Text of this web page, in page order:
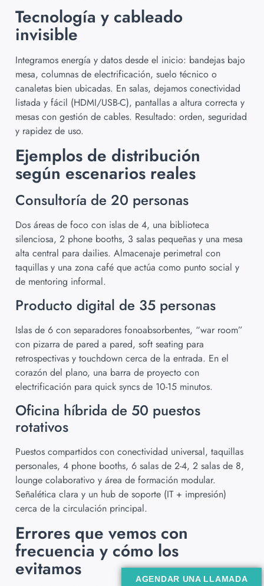
AGENDAR UNA LLAMADA
Tecnología y cableado
invisible
Integramos energía y datos desde el inicio: bandejas bajo
mesa, columnas de electrificación, suelo técnico o
canaletas bien ubicadas. En salas, dejamos conectividad
listada y fácil (HDMI/USB-C), pantallas a altura correcta y
mesas con gestión de cables. Resultado: orden, seguridad
y rapidez de uso.
Ejemplos de distribución
según escenarios reales
Consultoría de 20 personas
Dos áreas de foco con islas de 4, una biblioteca
silenciosa, 2 phone booths, 3 salas pequeñas y una mesa
alta central para dailies. Almacenaje perimetral con
taquillas y una zona café que actúa como punto social y
de mentoring informal.
Producto digital de 35 personas
Islas de 6 con separadores fonoabsorbentes, “war room”
con pizarra de pared a pared, soft seating para
retrospectivas y touchdown cerca de la entrada. En el
corazón del plano, una barra de proyecto con
electrificación para quick syncs de 10-15 minutos.
Oficina híbrida de 50 puestos
rotativos
Puestos compartidos con conectividad universal, taquillas
personales, 4 phone booths, 6 salas de 2-4, 2 salas de 8,
lounge colaborativo y área de formación modular.
Señalética clara y un hub de soporte (IT + impresión)
cerca de la circulación principal.
Errores que vemos con
frecuencia y cómo los
evitamos